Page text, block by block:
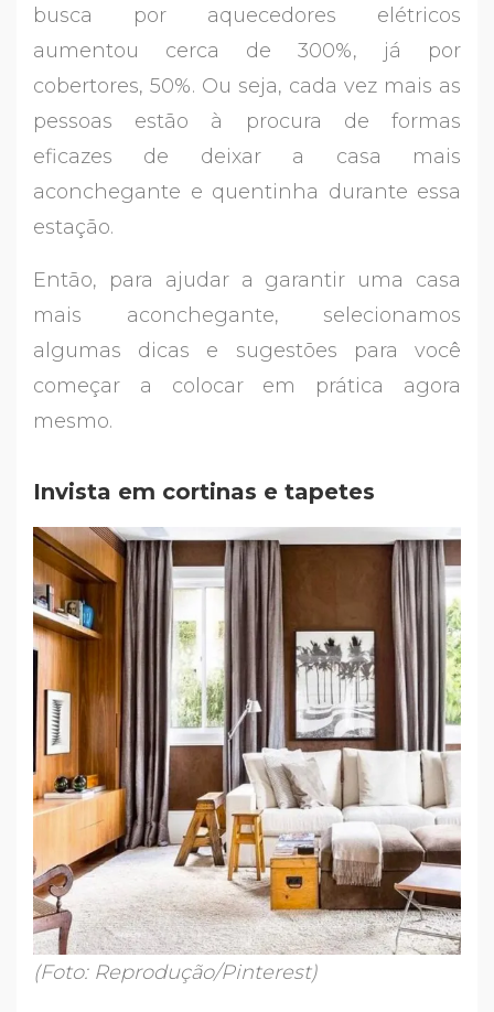
busca por aquecedores elétricos
aumentou cerca de 300%, já por
cobertores, 50%. Ou seja, cada vez mais as
pessoas estão à procura de formas
eficazes de deixar a casa mais
aconchegante e quentinha durante essa
estação.
Então, para ajudar a garantir uma casa
mais aconchegante, selecionamos
algumas dicas e sugestões para você
começar a colocar em prática agora
mesmo.
Invista em cortinas e tapetes
(Foto: Reprodução/Pinterest)